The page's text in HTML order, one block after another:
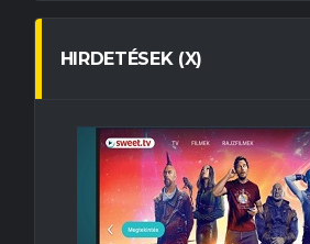
HIRDETÉSEK (X)